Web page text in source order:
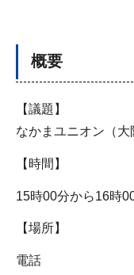
概要
【議題】
なかまユニオン（
【時間】
15時00分から16時
【場所】
電話